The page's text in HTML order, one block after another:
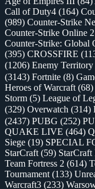
Call of Duty4 (164)
(989) Counter-Strike
Counter-Strike Online 2
Counter-Strike: Global
(395) CROSSFIRE
(1206) Enemy Territory
(3143) Fortnite (8)
Heroes of Warcraft (68)
Storm (5) League of
(329) Overwatch (314)
(2437) PUBG (252)
QUAKE LIVE (464)
Siege (19) SPECIAL
StarCraft (59) StarCraft
Team Fortress 2 (614)
Tournament (133)
Warcraft3 (233)